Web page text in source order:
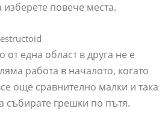
повече места.
от една област в друга не е
работа в началото, когато
още сравнително малки и така
събирате грешки по пътя.